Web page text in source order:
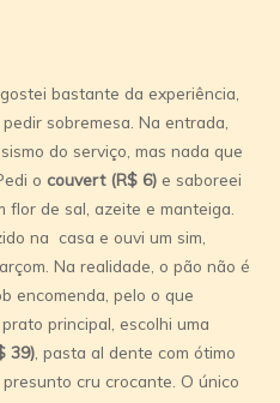
bastante da experiência,
sobremesa. Na entrada,
do serviço, mas nada que
o couvert (R$ 6) e saboreei
flor de sal, azeite e manteiga.
na casa e ouvi um sim,
Na realidade, o pão não é
encomenda, pelo o que
principal, escolhi uma
39) , pasta al dente com ótimo
cru crocante. O único